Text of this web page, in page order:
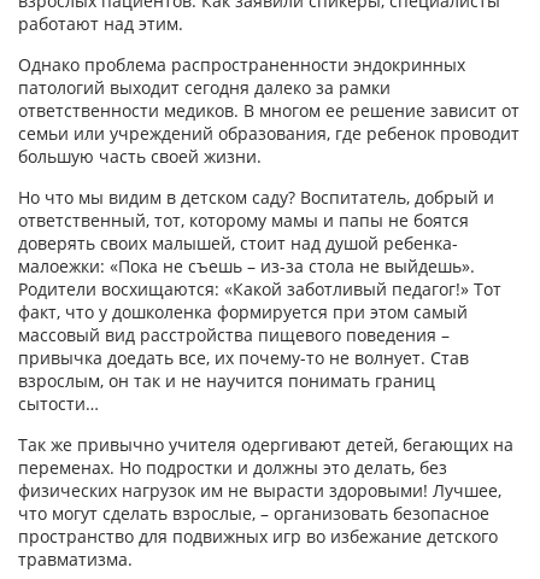
работают над этим.
Однако проблема распространенности эндокринных
патологий выходит сегодня далеко за рамки
ответственности медиков. В многом ее решение зависит от
семьи или учреждений образования, где ребенок проводит
большую часть своей жизни.
Но что мы видим в детском саду? Воспитатель, добрый и
ответственный, тот, которому мамы и папы не боятся
доверять своих малышей, стоит над душой ребенка-
малоежки: «Пока не съешь – из-за стола не выйдешь».
Родители восхищаются: «Какой заботливый педагог!» Тот
факт, что у дошколенка формируется при этом самый
массовый вид расстройства пищевого поведения –
привычка доедать все, их почему-то не волнует. Став
взрослым, он так и не научится понимать границ
сытости…
Так же привычно учителя одергивают детей, бегающих на
переменах. Но подростки и должны это делать, без
физических нагрузок им не вырасти здоровыми! Лучшее,
что могут сделать взрослые, – организовать безопасное
пространство для подвижных игр во избежание детского
травматизма.